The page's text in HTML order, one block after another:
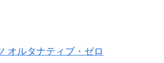
オルタナティブ・ゼロ